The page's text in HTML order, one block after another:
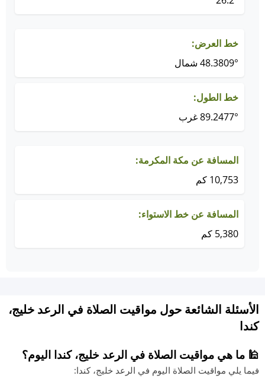
خط العرض:
48.3809° شمال
خط الطول:
89.2477° غرب
المسافة عن مكة المكرمة:
10,753 كم
المسافة عن خط الاستواء:
5,380 كم
الأسئلة الشائعة حول مواقيت الصلاة في الرعد خليج،
كندا
🕌 ما هي مواقيت الصلاة في الرعد خليج، كندا اليوم؟
فيما يلي مواقيت الصلاة اليوم في الرعد خليج، كندا: